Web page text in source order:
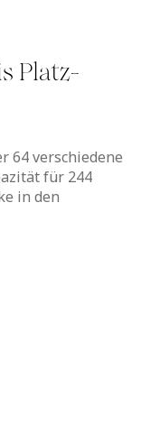
Platz-
64 verschiedene
für 244
in den